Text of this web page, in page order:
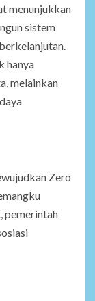
menunjukkan
sistem
hanya
melainkan
Zero
pemerintah